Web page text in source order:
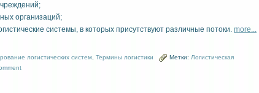
организаций;
системы, в которых присутствуют различные потоки. more...
логистических систем Термины логистики Метки: Логистическая